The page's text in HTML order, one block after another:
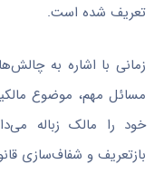
تعریف شده است.
زمانی با اشاره به
مسائل مهم، موضوع
خود را مالک زباله
بازتعریف و شفاف‌سازی